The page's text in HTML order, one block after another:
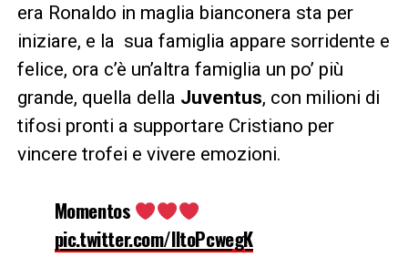
era Ronaldo in maglia bianconera sta per
iniziare, e la sua famiglia appare sorridente e
felice, ora c’è un’altra famiglia un po’ più
grande, quella della Juventus, con milioni di
tifosi pronti a supportare Cristiano per
vincere trofei e vivere emozioni.
Momentos
pic.twitter.com/lltoPcwegK